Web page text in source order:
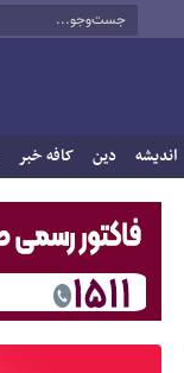
اندیشه دین کافه خبر